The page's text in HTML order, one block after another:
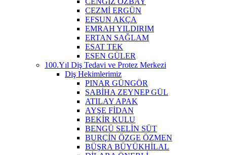
CEZMİ ERGÜN
EFSUN AKÇA
EMRAH YILDIRIM
ERTAN SAĞLAM
ESAT TEK
ESEN GÜLER
100.Yıl Diş Tedavi ve Protez Merkezi
Diş Hekimlerimiz
PINAR GÜNGÖR
SABİHA ZEYNEP GÜL
ATILAY APAK
AYŞE FİDAN
BEKİR KULU
BENGÜ SELİN SÜT
BURÇİN ÖZGE ÖZMEN
BÜŞRA BÜYÜKHİLAL